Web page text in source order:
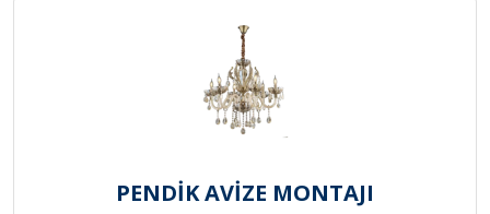
PENDİK AVİZE MONTAJI